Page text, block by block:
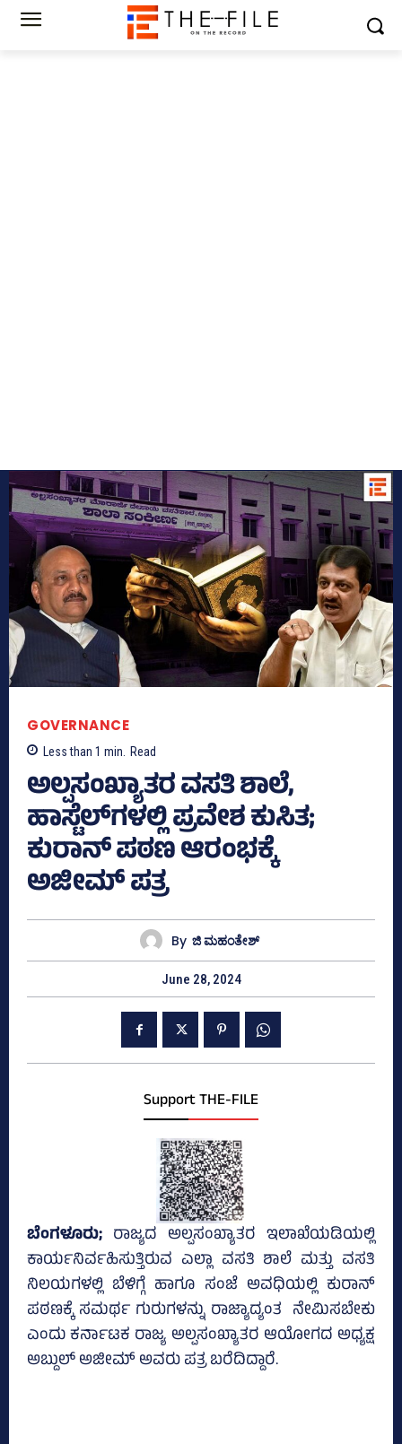
GOVERNANCE
Less than 1 min. Read
ಅಲ್ಪಸಂಖ್ಯಾತರ ವಸತಿ ಶಾಲೆ,
ಹಾಸ್ಟೆಲ್‌ಗಳಲ್ಲಿ ಪ್ರವೇಶ ಕುಸಿತ;
ಕುರಾನ್‌ ಪಠಣ ಆರಂಭಕ್ಕೆ
ಅಜೀಮ್‌ ಪತ್ರ
By ಜಿ ಮಹಂತೇಶ್
June 28, 2024
Support THE-FILE
ಬೆಂಗಳೂರು; ರಾಜ್ಯದ ಅಲ್ಪಸಂಖ್ಯಾತರ ಇಲಾಖೆಯಡಿಯಲ್ಲಿ
ಕಾರ್ಯನಿರ್ವಹಿಸುತ್ತಿರುವ ಎಲ್ಲಾ ವಸತಿ ಶಾಲೆ ಮತ್ತು ವಸತಿ
ನಿಲಯಗಳಲ್ಲಿ ಬೆಳಿಗ್ಗೆ ಹಾಗೂ ಸಂಜೆ ಅವಧಿಯಲ್ಲಿ ಕುರಾನ್‌
ಪಠಣಕ್ಕೆ ಸಮರ್ಥ ಗುರುಗಳನ್ನು ರಾಜ್ಯಾದ್ಯಂತ ನೇಮಿಸಬೇಕು
ಎಂದು ಕರ್ನಾಟಕ ರಾಜ್ಯ ಅಲ್ಪಸಂಖ್ಯಾತರ ಆಯೋಗದ ಅಧ್ಯಕ್ಷ
ಅಬ್ದುಲ್‌ ಅಜೀಮ್‌ ಅವರು ಪತ್ರ ಬರೆದಿದ್ದಾರೆ.